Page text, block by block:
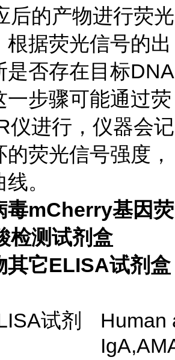
后的产物进行荧光
根据荧光信号的出
是否存在目标DNA
一步骤可能通过荧
仪进行，仪器会记
荧光信号强度，
。
毒mCherry基因荧
检测试剂盒
其它ELISA试剂盒
试剂
Human